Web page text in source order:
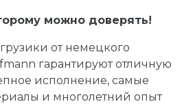
можно доверять!
от немецкого
гарантируют отличную
исполнение, самые
и многолетний опыт